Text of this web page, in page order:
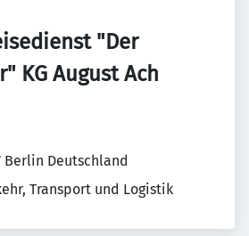
"Der
KG August Ach
Berlin Deutschland
Transport und Logistik